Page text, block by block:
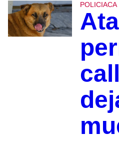
POLICIACA